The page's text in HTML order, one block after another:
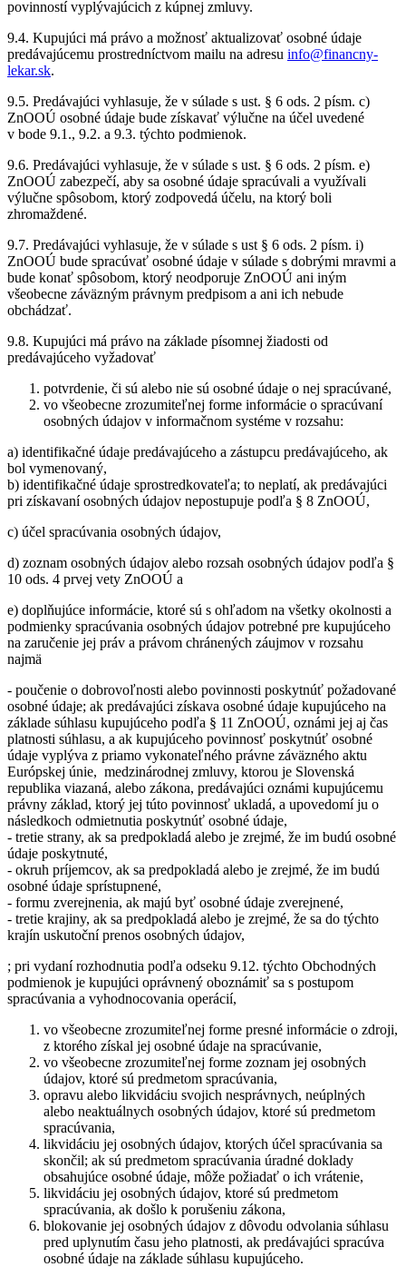
povinností vyplývajúcich z kúpnej zmluvy.
9.4. Kupujúci má právo a možnosť aktualizovať osobné údaje
predávajúcemu prostredníctvom mailu na adresu info@financny-
lekar.sk.
9.5. Predávajúci vyhlasuje, že v súlade s ust. § 6 ods. 2 písm. c)
ZnOOÚ osobné údaje bude získavať výlučne na účel uvedené
v bode 9.1., 9.2. a 9.3. týchto podmienok.
9.6. Predávajúci vyhlasuje, že v súlade s ust. § 6 ods. 2 písm. e)
ZnOOÚ zabezpečí, aby sa osobné údaje spracúvali a využívali
výlučne spôsobom, ktorý zodpovedá účelu, na ktorý boli
zhromaždené.
9.7. Predávajúci vyhlasuje, že v súlade s ust § 6 ods. 2 písm. i)
ZnOOÚ bude spracúvať osobné údaje v súlade s dobrými mravmi a
bude konať spôsobom, ktorý neodporuje ZnOOÚ ani iným
všeobecne záväzným právnym predpisom a ani ich nebude
obchádzať.
9.8. Kupujúci má právo na základe písomnej žiadosti od
predávajúceho vyžadovať
potvrdenie, či sú alebo nie sú osobné údaje o nej spracúvané,
vo všeobecne zrozumiteľnej forme informácie o spracúvaní
osobných údajov v informačnom systéme v rozsahu:
a) identifikačné údaje predávajúceho a zástupcu predávajúceho, ak
bol vymenovaný,
b) identifikačné údaje sprostredkovateľa; to neplatí, ak predávajúci
pri získavaní osobných údajov nepostupuje podľa § 8 ZnOOÚ,
c) účel spracúvania osobných údajov,
d) zoznam osobných údajov alebo rozsah osobných údajov podľa §
10 ods. 4 prvej vety ZnOOÚ a
e) doplňujúce informácie, ktoré sú s ohľadom na všetky okolnosti a
podmienky spracúvania osobných údajov potrebné pre kupujúceho
na zaručenie jej práv a právom chránených záujmov v rozsahu
najmä
- poučenie o dobrovoľnosti alebo povinnosti poskytnúť požadované
osobné údaje; ak predávajúci získava osobné údaje kupujúceho na
základe súhlasu kupujúceho podľa § 11 ZnOOÚ, oznámi jej aj čas
platnosti súhlasu, a ak kupujúceho povinnosť poskytnúť osobné
údaje vyplýva z priamo vykonateľného právne záväzného aktu
Európskej únie, medzinárodnej zmluvy, ktorou je Slovenská
republika viazaná, alebo zákona, predávajúci oznámi kupujúcemu
právny základ, ktorý jej túto povinnosť ukladá, a upovedomí ju o
následkoch odmietnutia poskytnúť osobné údaje,
- tretie strany, ak sa predpokladá alebo je zrejmé, že im budú osobné
údaje poskytnuté,
- okruh príjemcov, ak sa predpokladá alebo je zrejmé, že im budú
osobné údaje sprístupnené,
- formu zverejnenia, ak majú byť osobné údaje zverejnené,
- tretie krajiny, ak sa predpokladá alebo je zrejmé, že sa do týchto
krajín uskutoční prenos osobných údajov,
; pri vydaní rozhodnutia podľa odseku 9.12. týchto Obchodných
podmienok je kupujúci oprávnený oboznámiť sa s postupom
spracúvania a vyhodnocovania operácií,
vo všeobecne zrozumiteľnej forme presné informácie o zdroji,
z ktorého získal jej osobné údaje na spracúvanie,
vo všeobecne zrozumiteľnej forme zoznam jej osobných
údajov, ktoré sú predmetom spracúvania,
opravu alebo likvidáciu svojich nesprávnych, neúplných
alebo neaktuálnych osobných údajov, ktoré sú predmetom
spracúvania,
likvidáciu jej osobných údajov, ktorých účel spracúvania sa
skončil; ak sú predmetom spracúvania úradné doklady
obsahujúce osobné údaje, môže požiadať o ich vrátenie,
likvidáciu jej osobných údajov, ktoré sú predmetom
spracúvania, ak došlo k porušeniu zákona,
blokovanie jej osobných údajov z dôvodu odvolania súhlasu
pred uplynutím času jeho platnosti, ak predávajúci spracúva
osobné údaje na základe súhlasu kupujúceho.